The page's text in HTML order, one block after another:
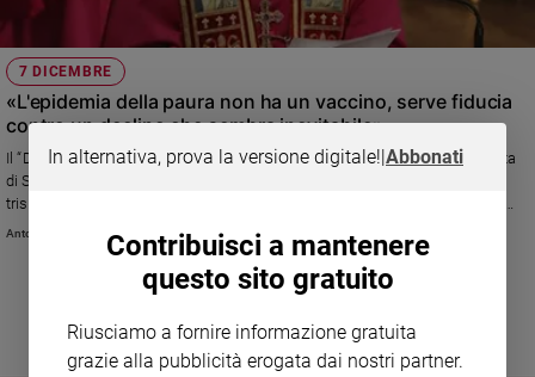
Papa
Papa
Chiesa
Chiesa
Fede
Devozione
7 DICEMBRE
«L'epidemia della paura non ha un vaccino, serve fiducia
contro un declino che sembra inevitabile»
Il “Discorso alla città” dell’arcivescovo di Milano, Mario Delpini, per la festa
di Sant’Ambrogio: «Il timore di sposarsi e di fare famiglia è un principio di
tristezza e solitudine che rende desolata la vita della società». Richiama
alla «responsabilità» di giornalisti e comunicatori. Sui migranti invita i
politici a non «elaborare solo emozioni e paure» e invita a votare in
primavera per le prossime elezioni europee
Antonio Sanfrancesco
In alternativa, prova la versione digitale!|Abbonati
Contribuisci a mantenere
questo sito gratuito
Riusciamo a fornire informazione gratuita
grazie alla pubblicità erogata dai nostri partner.